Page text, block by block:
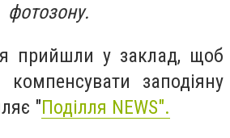
фотозону.
прийшли у заклад, щоб
заподіяну
"Поділля NEWS".